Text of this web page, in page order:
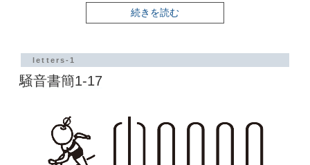
“騒
音
18”
続きを読む
letters-1
騒音書簡1-17